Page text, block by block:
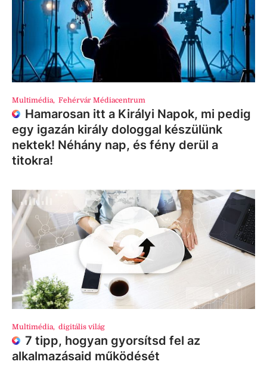
Multimédia, Fehérvár Médiacentrum
Hamarosan itt a Királyi Napok, mi pedig
egy igazán király dologgal készülünk
nektek! Néhány nap, és fény derül a
titokra!
Multimédia, digitális világ
7 tipp, hogyan gyorsítsd fel az
alkalmazásaid működését